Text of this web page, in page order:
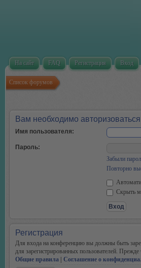
На сайт FAQ Регистрация Вход
Список форумов
Вам необходимо
Имя пользователя:
Пароль:
Забыли
Повторно
Скрыть
Регистрация
Для входа на конференцию вы должны быть
для зарегистрированных пользователей.
Общие правила
Соглашение о